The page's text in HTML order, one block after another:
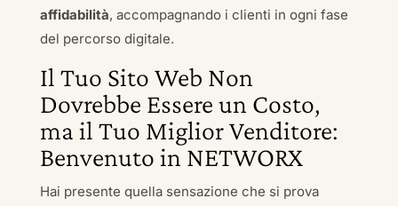
affidabilità, accompagnando i clienti in ogni fase
del percorso digitale.
Il Tuo Sito Web Non
Dovrebbe Essere un Costo,
ma il Tuo Miglior Venditore:
Benvenuto in NETWORX
Hai presente quella sensazione che si prova